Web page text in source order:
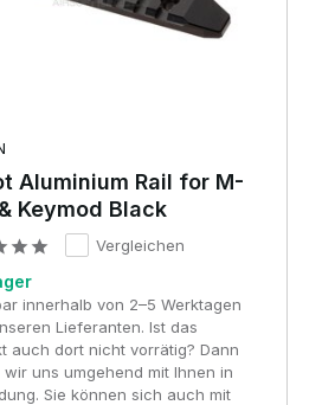
Aluminium Rail for M-
Keymod Black
Vergleichen
innerhalb von 2–5 Werktagen
Lieferanten. Ist das
auch dort nicht vorrätig? Dann
wir uns umgehend mit Ihnen in
Sie können sich auch mit